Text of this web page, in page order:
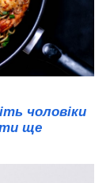
чоловіки
ще